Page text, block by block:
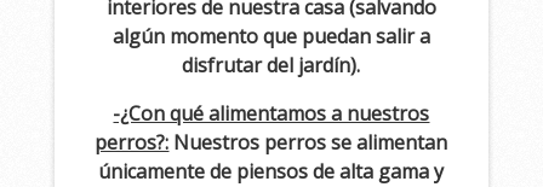
interiores de nuestra casa (salvando
algún momento que puedan salir a
disfrutar del jardín).
-¿Con qué alimentamos a nuestros
perros?: Nuestros perros se alimentan
únicamente de piensos de alta gama y